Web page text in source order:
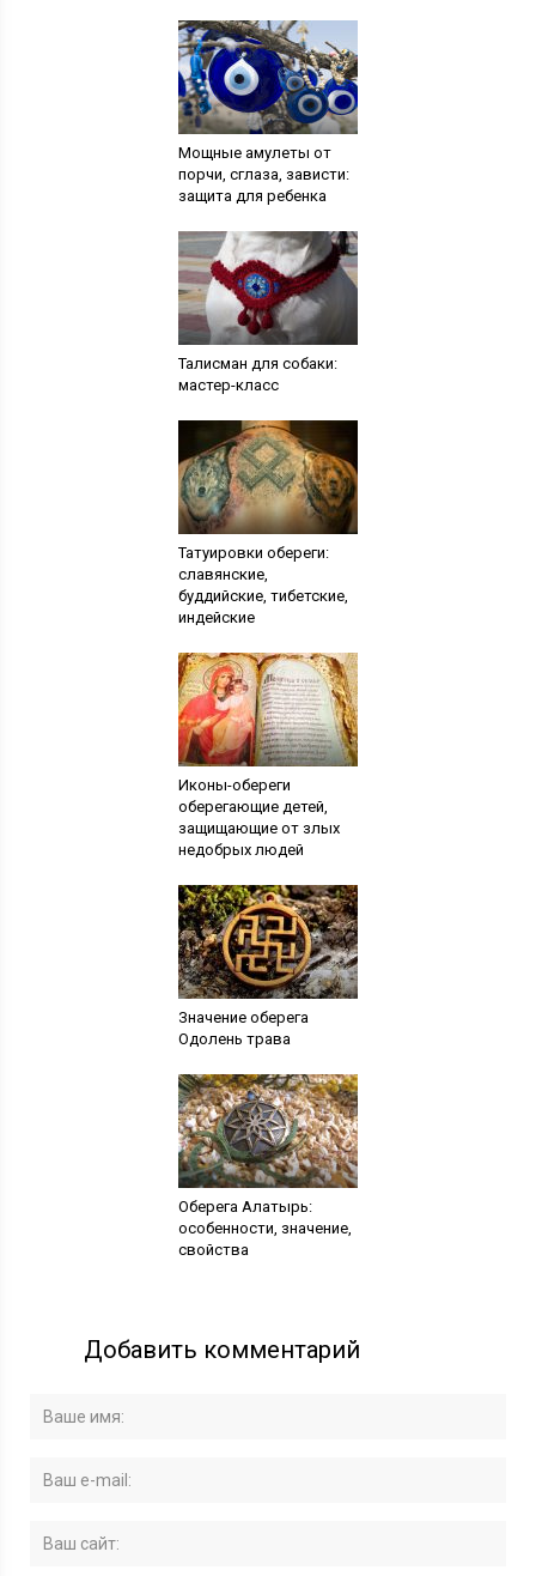
Мощные амулеты от
порчи, сглаза, зависти:
защита для ребенка
Талисман для собаки:
мастер-класс
Татуировки обереги:
славянские,
буддийские, тибетские,
индейские
Иконы-обереги
оберегающие детей,
защищающие от злых
недобрых людей
Значение оберега
Одолень трава
Оберега Алатырь:
особенности, значение,
свойства
Добавить комментарий